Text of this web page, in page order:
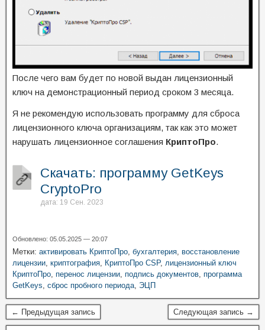
После чего вам будет по новой выдан лицензионный
ключ на демонстрационный период сроком 3 месяца.
Я не рекомендую использовать программу для сброса
лицензионного ключа организациям, так как это может
нарушать лицензионное соглашения КриптоПро.
Скачать: программу GetKeys
CryptoPro
дата: 19 Сен. 2023
Обновлено: 05.05.2025 — 20:07
Метки: активировать КриптоПро, бухгалтерия, восстановление
лицензии, криптография, КриптоПро CSP, лицензионный ключ
КриптоПро, перенос лицензии, подпись документов, программа
GetKeys, сброс пробного периода, ЭЦП
← Предыдущая запись Следующая запись →